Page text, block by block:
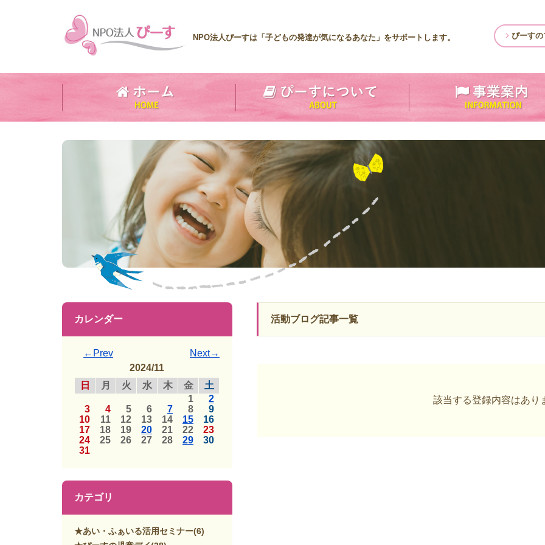
NPO法人ぴーすは「子どもの発達が気になるあなた」をサポートします。 ぴーすの
活動ブログ記事一覧
該当する登録内容はあり
カレンダー
←Prev
Next→
2024/11
日
月 火 水 木 金
土
1
2
3
4 5 6 7 8
9
10
11 12 13 14 15
16
17
18 19 20 21 22
23
24
25 26 27 28 29
30
31
カテゴリ
★あい・ふぁいる活用セミナー(6)